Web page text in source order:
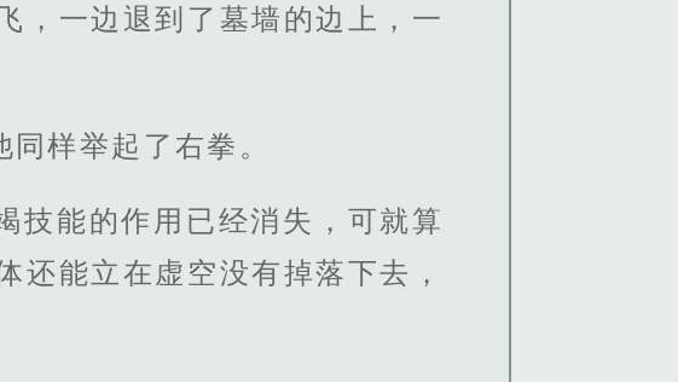
，一边退到了墓墙的边上，一
样举起了右拳。
技能的作用已经消失，可就算
还能立在虚空没有掉落下去，